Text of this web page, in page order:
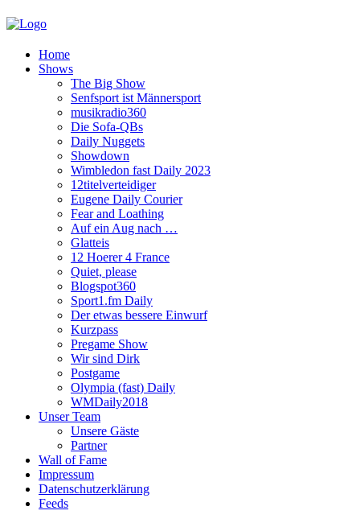
Home
Shows
The Big Show
Senfsport ist Männersport
musikradio360
Die Sofa-QBs
Daily Nuggets
Showdown
Wimbledon fast Daily 2023
12titelverteidiger
Eugene Daily Courier
Fear and Loathing
Auf ein Aug nach …
Glatteis
12 Hoerer 4 France
Quiet, please
Blogspot360
Sport1.fm Daily
Der etwas bessere Einwurf
Kurzpass
Pregame Show
Wir sind Dirk
Postgame
Olympia (fast) Daily
WMDaily2018
Unser Team
Unsere Gäste
Partner
Wall of Fame
Impressum
Datenschutzerklärung
Feeds